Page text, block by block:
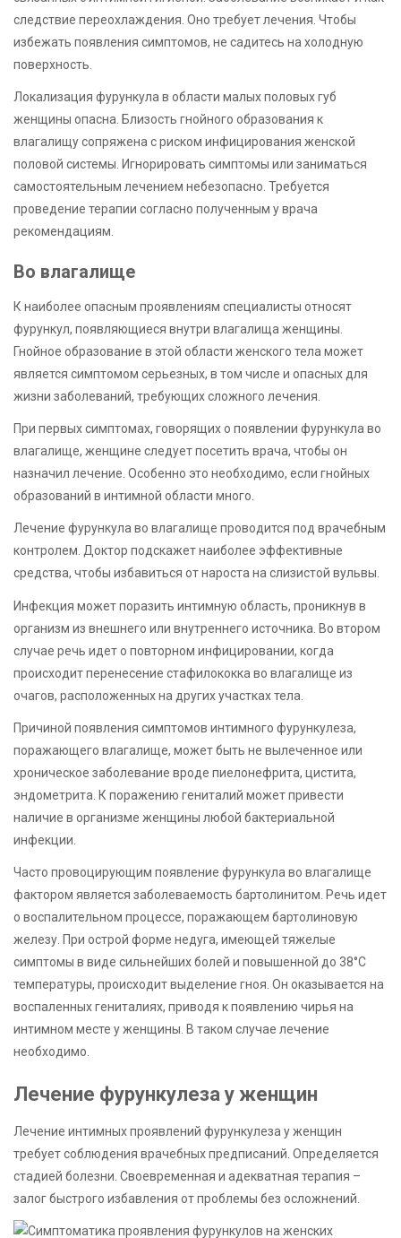
следствие переохлаждения. Оно требует лечения. Чтобы
избежать появления симптомов, не садитесь на холодную
поверхность.
Локализация фурункула в области малых половых губ
женщины опасна. Близость гнойного образования к
влагалищу сопряжена с риском инфицирования женской
половой системы. Игнорировать симптомы или заниматься
самостоятельным лечением небезопасно. Требуется
проведение терапии согласно полученным у врача
рекомендациям.
Во влагалище
К наиболее опасным проявлениям специалисты относят
фурункул, появляющиеся внутри влагалища женщины.
Гнойное образование в этой области женского тела может
является симптомом серьезных, в том числе и опасных для
жизни заболеваний, требующих сложного лечения.
При первых симптомах, говорящих о появлении фурункула во
влагалище, женщине следует посетить врача, чтобы он
назначил лечение. Особенно это необходимо, если гнойных
образований в интимной области много.
Лечение фурункула во влагалище проводится под врачебным
контролем. Доктор подскажет наиболее эффективные
средства, чтобы избавиться от нароста на слизистой вульвы.
Инфекция может поразить интимную область, проникнув в
организм из внешнего или внутреннего источника. Во втором
случае речь идет о повторном инфицировании, когда
происходит перенесение стафилококка во влагалище из
очагов, расположенных на других участках тела.
Причиной появления симптомов интимного фурункулеза,
поражающего влагалище, может быть не вылеченное или
хроническое заболевание вроде пиелонефрита, цистита,
эндометрита. К поражению гениталий может привести
наличие в организме женщины любой бактериальной
инфекции.
Часто провоцирующим появление фурункула во влагалище
фактором является заболеваемость бартолинитом. Речь идет
о воспалительном процессе, поражающем бартолиновую
железу. При острой форме недуга, имеющей тяжелые
симптомы в виде сильнейших болей и повышенной до 38°С
температуры, происходит выделение гноя. Он оказывается на
воспаленных гениталиях, приводя к появлению чирья на
интимном месте у женщины. В таком случае лечение
необходимо.
Лечение фурункулеза у женщин
Лечение интимных проявлений фурункулеза у женщин
требует соблюдения врачебных предписаний. Определяется
стадией болезни. Своевременная и адекватная терапия –
залог быстрого избавления от проблемы без осложнений.